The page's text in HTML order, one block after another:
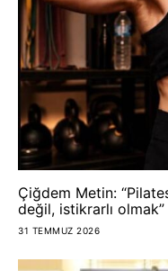
Çiğdem Metin:
değil, istikrarlı olmak”
31 TEMMUZ 2026